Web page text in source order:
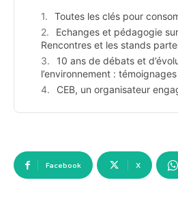
Toutes les clés pour
Echanges et pédagogie
Rencontres et les stands
10 ans de débats et
l’environnement : témoignages
CEB, un organisateur
Facebook X